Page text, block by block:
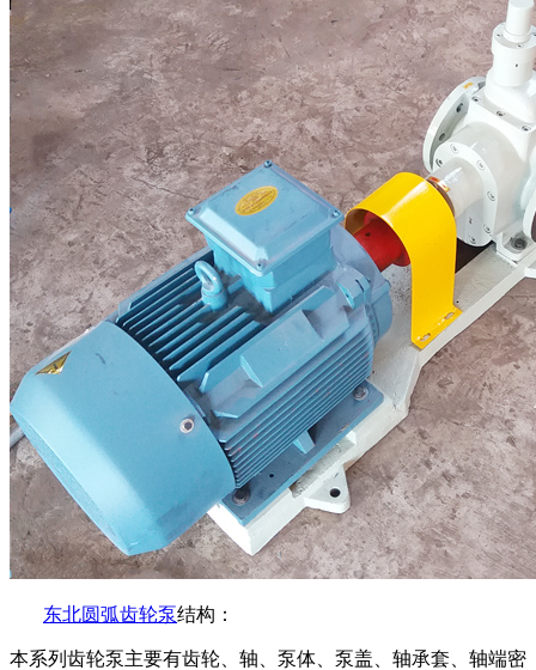
东北圆弧齿轮泵结构：
本系列齿轮泵主要有齿轮、轴、泵体、泵盖、轴承套、轴端密